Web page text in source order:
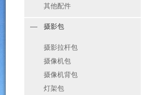
其他配件
摄影包
摄影拉杆包
摄像机包
摄像机背包
灯架包